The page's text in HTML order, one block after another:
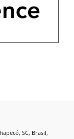
SC, Brasil,